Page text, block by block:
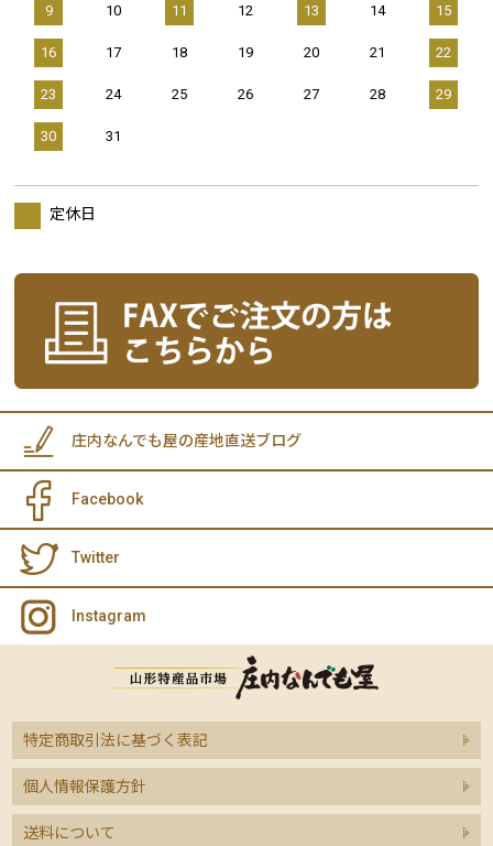
9 10 11 12 13 14 15
16 17 18 19 20 21 22
23 24 25 26 27 28 29
30 31
定休日
庄内なんでも屋の産地直送ブログ
Facebook
Twitter
Instagram
特定商取引法に基づく表記
個人情報保護方針
送料について